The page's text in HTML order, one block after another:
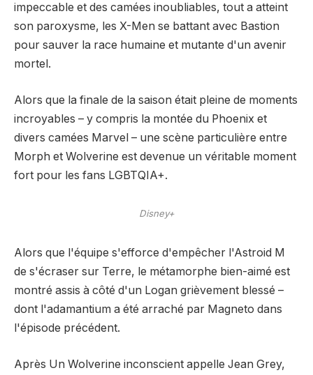
impeccable et des camées inoubliables, tout a atteint
son paroxysme, les X-Men se battant avec Bastion
pour sauver la race humaine et mutante d'un avenir
mortel.
Alors que la finale de la saison était pleine de moments
incroyables – y compris la montée du Phoenix et
divers camées Marvel – une scène particulière entre
Morph et Wolverine est devenue un véritable moment
fort pour les fans LGBTQIA+.
Disney+
Alors que l'équipe s'efforce d'empêcher l'Astroid M
de s'écraser sur Terre, le métamorphe bien-aimé est
montré assis à côté d'un Logan grièvement blessé –
dont l'adamantium a été arraché par Magneto dans
l'épisode précédent.
Après Un Wolverine inconscient appelle Jean Grey,